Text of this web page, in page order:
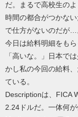
だ。まるで高校生の
時間の都合がつかな
で仕方がないのだが…
今日は給料明細をも
「高いな。」日本で
かし私の今回の給料
ている。
Descriptionは、FICA
2.24ドルだ。一体何